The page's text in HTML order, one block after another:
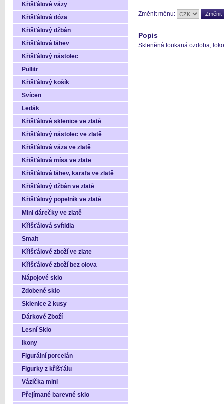
Křišťálové vázy
Křišťálová dóza
Křišťálový džbán
Křišťálová láhev
Křišťálový nástolec
Půllitr
Křišťálový košík
Svícen
Ledák
Křišťálové sklenice ve zlatě
Křišťálový nástolec ve zlatě
Křišťálová váza ve zlatě
Křišťálová mísa ve zlate
Křišťálová láhev, karafa ve zlatě
Křišťálový džbán ve zlatě
Křišťálový popelník ve zlatě
Mini dárečky ve zlatě
Křišťálová svítidla
Smalt
Křišťálové zboží ve zlate
Křišťálové zboží bez olova
Nápojové sklo
Zdobené sklo
Sklenice 2 kusy
Dárkové Zboží
Lesní Sklo
Ikony
Figurální porcelán
Figurky z křišťálu
Vázička mini
Přejímané barevné sklo
Změnit měnu:
Popis
Skleněná foukaná ozdoba,